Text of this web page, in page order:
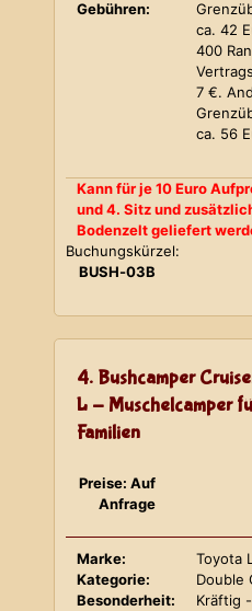
Gebühren:
ca. 42
400
7 €.
ca. 56
Kann für je 10 Euro
und 4. Sitz und
Bodenzelt geliefert
Buchungskürzel:
BUSH-03B
4. Bushcamper
L - Muschelcamper
Familien
Preise: Auf
Anfrage
Marke:
Toyota
Kategorie:
Double
Besonderheit:
Kräftig